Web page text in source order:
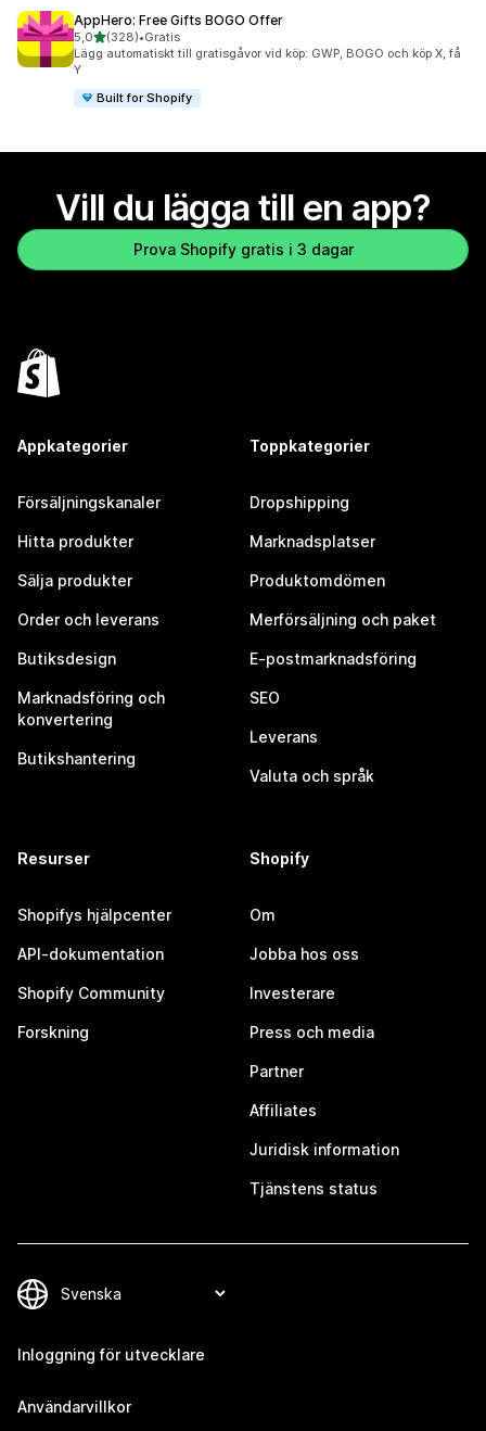
AppHero: Free Gifts BOGO Offer
5,0av 5 stjärnor
(328)
328 recensioner totalt
•Gratis
Lägg automatiskt till gratisgåvor vid köp: GWP, BOGO och köp X, få
Y
Built for Shopify
Vill du lägga till en app?
Prova Shopify gratis i 3 dagar
Appkategorier
Försäljningskanaler
Hitta produkter
Sälja produkter
Order och leverans
Butiksdesign
Marknadsföring och
konvertering
Butikshantering
Toppkategorier
Dropshipping
Marknadsplatser
Produktomdömen
Merförsäljning och paket
E-postmarknadsföring
SEO
Leverans
Valuta och språk
Resurser
Shopifys hjälpcenter
API-dokumentation
Shopify Community
Forskning
Shopify
Om
Jobba hos oss
Investerare
Press och media
Partner
Affiliates
Juridisk information
Tjänstens status
Inloggning för utvecklare
Användarvillkor